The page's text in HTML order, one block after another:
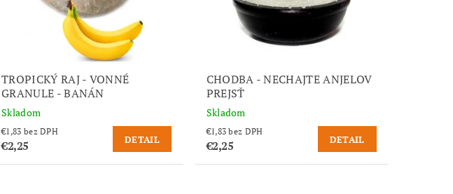
TROPICKÝ RAJ - VONNÉ
GRANULE - BANÁN
Skladom
€1,83 bez DPH
€2,25 DETAIL
CHODBA - NECHAJTE ANJELOV
PREJSŤ
Skladom
€1,83 bez DPH
€2,25 DETAIL